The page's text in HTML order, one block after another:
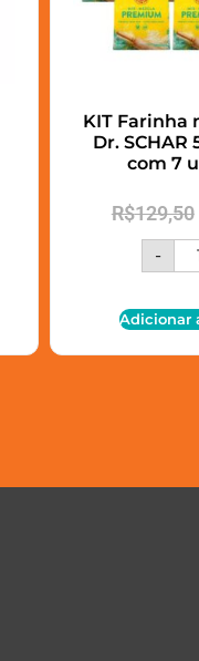
KIT Farinha
Dr. SCHAR
com 7
R$129,50
-
Adicionar